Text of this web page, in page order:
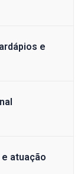
e
atuação